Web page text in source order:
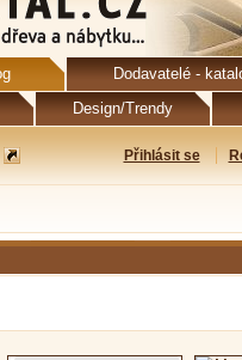
Dodavatelé -
Design/Trendy
Přihlásit se